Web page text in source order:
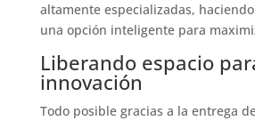
altamente especializadas,
una opción inteligente para
Liberando espacio
innovación
Todo posible gracias a la entrega